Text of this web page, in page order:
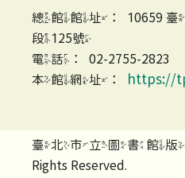
總館館址：10659
段125號
電話：02-2755-2823
本館網址：
https://
臺北市立圖書館版
Rights Reserved.